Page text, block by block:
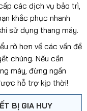
các dịch vụ bảo trì,
khắc phục nhanh
sử dụng thang máy.
rõ hơn về các vấn đề
chúng. Nếu cần
máy, đừng ngần
hỗ trợ kịp thời!
BỊ GIA HUY